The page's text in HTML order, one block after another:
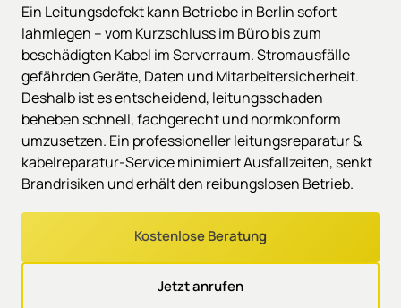
Ein Leitungsdefekt kann Betriebe in Berlin sofort
lahmlegen – vom Kurzschluss im Büro bis zum
beschädigten Kabel im Serverraum. Stromausfälle
gefährden Geräte, Daten und Mitarbeitersicherheit.
Deshalb ist es entscheidend, leitungsschaden
beheben schnell, fachgerecht und normkonform
umzusetzen. Ein professioneller leitungsreparatur &
kabelreparatur-Service minimiert Ausfallzeiten, senkt
Brandrisiken und erhält den reibungslosen Betrieb.
Kostenlose Beratung
Jetzt anrufen